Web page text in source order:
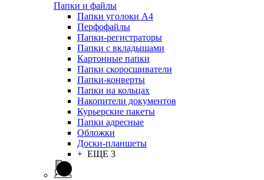
Папки и файлы
Папки уголоки А4
Перфофайлы
Папки-регистраторы
Папки с вкладышами
Картонные папки
Папки скоросшиватели
Папки-конверты
Папки на кольцах
Накопители документов
Курьерские пакеты
Папки адресные
Обложки
Доски-планшеты
+ ЕЩЕ 3